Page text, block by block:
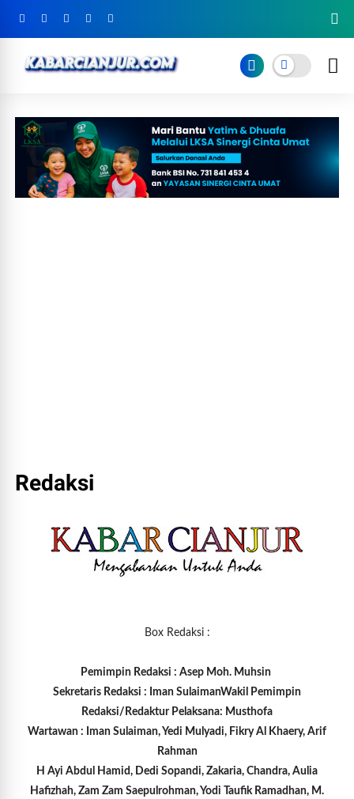
Redaksi
Box Redaksi :
Pemimpin Redaksi : Asep Moh. Muhsin
Sekretaris Redaksi : Iman SulaimanWakil Pemimpin
Redaksi/Redaktur Pelaksana: Musthofa
Wartawan : Iman Sulaiman, Yedi Mulyadi, Fikry Al Khaery, Arif
Rahman
H Ayi Abdul Hamid, Dedi Sopandi, Zakaria, Chandra, Aulia
Hafizhah, Zam Zam Saepulrohman, Yodi Taufik Ramadhan, M.